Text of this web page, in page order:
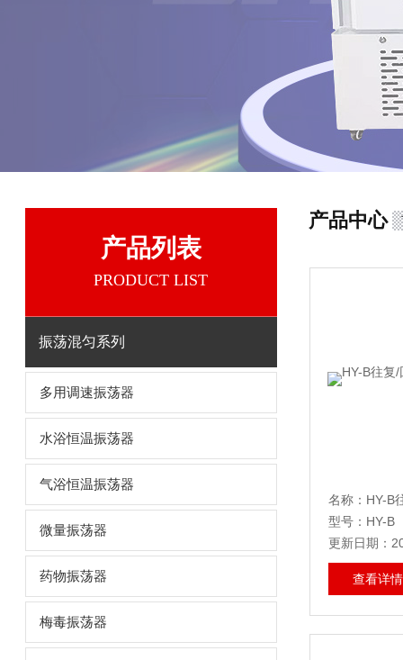
产品列表
PRODUCT LIST
振荡混匀系列
多用调速振荡器
水浴恒温振荡器
气浴恒温振荡器
微量振荡器
药物振荡器
梅毒振荡器
产品中心
型号：HY-B
更新日期：
查看详情